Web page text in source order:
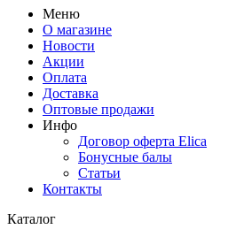
Меню
О магазине
Новости
Акции
Оплата
Доставка
Оптовые продажи
Инфо
Договор оферта Elica
Бонусные балы
Статьи
Контакты
Каталог